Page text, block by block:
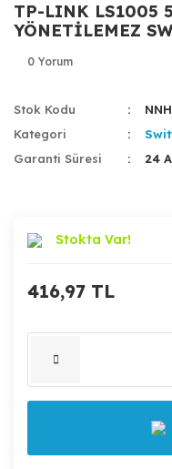
TP-LINK LS1005
YÖNETİLEMEZ
0 Yorum
Stok Kodu
Kategori
Garanti Süresi
24
Stokta Var!
416,97 TL